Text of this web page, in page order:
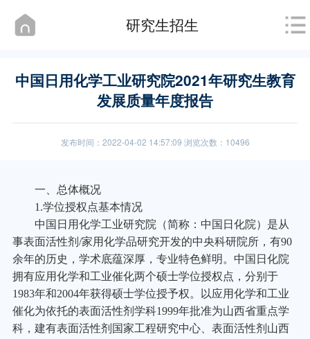
研究生招生
中国日用化学工业研究院2021年研究生教育
发展质量年度报告
发布时间：2022-04-02 14:57:09 浏览次数：10496
一、总体概况
1.学位授权点基本情况
中国日用化学工业研究院（简称：中国日化院）是从
事表面活性剂/家用化学品研究开发的中央科研院所，有90
余年的历史，学术底蕴深厚，专业特色鲜明。中国日化院
拥有应用化学和工业催化两个硕士学位授权点，分别于
1983年和2004年获得硕士学位授予权。以应用化学和工业
催化为依托的表面活性剂学科1999年批准为山西省重点学
科，建有表面活性剂国家工程研究中心、表面活性剂山西